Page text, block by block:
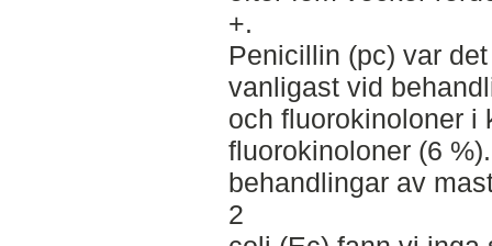
+.
Penicillin (pc) var
vanligast vid
och fluorokinoloner i
fluorokinoloner (6
behandlingar av
2